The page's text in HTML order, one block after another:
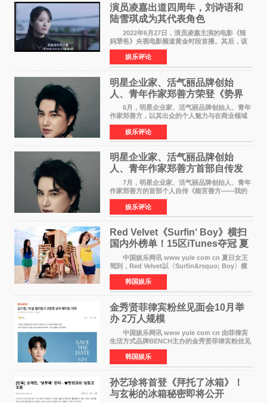
演员凌嘉出道四周年，刘诗语和
陆雪琪成为其代表角色
2022年6月27日，演员凌嘉主演的电影《辣
妈犟爸》央视电影频道黄金时段首播。其后，该
电影在央视电影频道多次复播（2022年8月10
日，2022年9月30日，2023年7月17日，2025年7
月14日）。除了多次复
娱乐评论
明星企业家、活气丽品牌创始
人、青年作家郑善方荣登《势界
POWERCIRCLES》6月刊
6月，明星企业家、活气丽品牌创始人、青年
作家郑善方，以其出众的个人魅力与在商业领域
的卓越建树，成功登上《势界
POWERCIRCLES》，展现了他在时尚与商业领
域的双重影响力。 明星企业家、青
娱乐评论
明星企业家、活气丽品牌创始
人、青年作家郑善方首部自传发
布， 书写跨界创业者的成长答卷
7月，明星企业家、活气丽品牌创始人、青年
作家郑善方的首部个人自传《能言善方——我的
跨界人生》正式发行。这本书以他的人生轨迹为
脉络，首次完整公开了从逐梦少年到横跨美业、
公益等多领域的
娱乐评论
Red Velvet《Surfin‘ Boy》横扫
国内外榜单！15区iTunes夺冠 夏
日女王强势回归
中国娱乐网讯 www yule com cn 夏日女王
驾到，Red Velvet以〈Surfin&rsquo; Boy〉横
扫国内外榜单，获得音乐粉丝的热烈反响。
Red Velvet于3日发行了夏日迷你专辑《Velvet
Summer》，
韩国娱乐
金秀贤菲律宾粉丝见面会10月举
办 2万人规模
中国娱乐网讯 www yule com cn 由菲律宾
生活方式品牌BENCH主办的金秀贤菲律宾粉丝见
面会，将于10月2日在马尼拉SM Mall of
Asia（MOA）竞技场举行，预计规模达2万人。
这也是金秀贤自去年陷
韩国娱乐
孙艺珍将首登《拜托了冰箱》！
与玄彬的冰箱秘密即将公开